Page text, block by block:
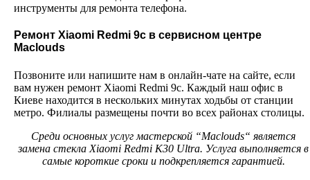
инструменты для ремонта телефона.
Ремонт Xiaomi Redmi 9c в сервисном центре
Maclouds
Позвоните или напишите нам в онлайн-чате на сайте, если
вам нужен ремонт Xiaomi Redmi 9c. Каждый наш офис в
Киеве находится в нескольких минутах ходьбы от станции
метро. Филиалы размещены почти во всех районах столицы.
Среди основных услуг мастерской “Maclouds“ является
замена стекла Xiaomi Redmi K30 Ultra. Услуга выполняется в
самые короткие сроки и подкрепляется гарантией.